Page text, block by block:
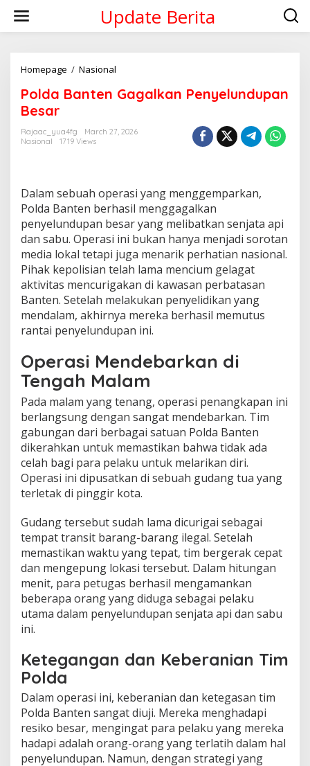
content
Update Berita
Homepage / Nasional
Gagalkan
Penyelundupan
Polda Banten Gagalkan Penyelundupan
Besar
Rajaac_yua4fg
March 27, 2026
Nasional
1719 Views
Dalam sebuah operasi yang menggemparkan,
Polda Banten berhasil menggagalkan
penyelundupan besar yang melibatkan senjata api
dan sabu. Operasi ini bukan hanya menjadi sorotan
media lokal tetapi juga menarik perhatian nasional.
Pihak kepolisian telah lama mencium gelagat
aktivitas mencurigakan di kawasan perbatasan
Banten. Setelah melakukan penyelidikan yang
mendalam, akhirnya mereka berhasil memutus
rantai penyelundupan ini.
Operasi Mendebarkan di
Tengah Malam
Pada malam yang tenang, operasi penangkapan ini
berlangsung dengan sangat mendebarkan. Tim
gabungan dari berbagai satuan Polda Banten
dikerahkan untuk memastikan bahwa tidak ada
celah bagi para pelaku untuk melarikan diri.
Operasi ini dipusatkan di sebuah gudang tua yang
terletak di pinggir kota.
Gudang tersebut sudah lama dicurigai sebagai
tempat transit barang-barang ilegal. Setelah
memastikan waktu yang tepat, tim bergerak cepat
dan mengepung lokasi tersebut. Dalam hitungan
menit, para petugas berhasil mengamankan
beberapa orang yang diduga sebagai pelaku
utama dalam penyelundupan senjata api dan sabu
ini.
Ketegangan dan Keberanian Tim
Polda
Dalam operasi ini, keberanian dan ketegasan tim
Polda Banten sangat diuji. Mereka menghadapi
resiko besar, mengingat para pelaku yang mereka
hadapi adalah orang-orang yang terlatih dalam hal
penyelundupan. Namun, dengan strategi yang